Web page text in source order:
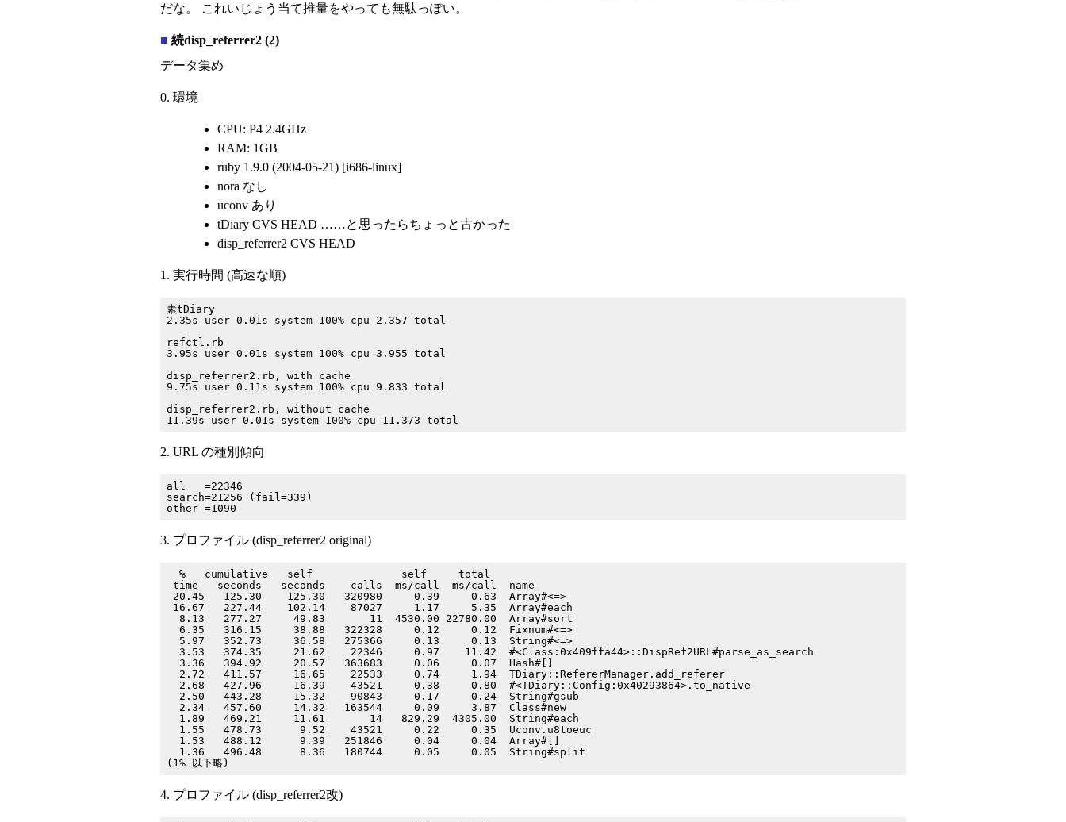
だな。 これいじょう当て推量をやっても無駄っぽい。
■ 続disp_referrer2 (2)
データ集め
0. 環境
CPU: P4 2.4GHz
RAM: 1GB
ruby 1.9.0 (2004-05-21) [i686-linux]
nora なし
uconv あり
tDiary CVS HEAD ……と思ったらちょっと古かった
disp_referrer2 CVS HEAD
1. 実行時間 (高速な順)
素tDiary
2.35s user 0.01s system 100% cpu 2.357 total
refctl.rb
3.95s user 0.01s system 100% cpu 3.955 total
disp_referrer2.rb, with cache
9.75s user 0.11s system 100% cpu 9.833 total
disp_referrer2.rb, without cache
2. URL の種別傾向
all   =22346
search=21256 (fail=339)
3. プロファイル (disp_referrer2 original)
  %   cumulative   self              self     total
time   seconds   seconds    calls  ms/call  ms/call  name
20.45   125.30    125.30   320980     0.39     0.63  Array#<=>
16.67   227.44    102.14    87027     1.17     5.35  Array#each
  8.13   277.27     49.83       11  4530.00 22780.00  Array#sort
  6.35   316.15     38.88   322328     0.12     0.12  Fixnum#<=>
  5.97   352.73     36.58   275366     0.13     0.13  String#<=>
  3.53   374.35     21.62    22346     0.97    11.42  #<Class:0x409ffa44>::DispRef2URL#parse_as_search
  3.36   394.92     20.57   363683     0.06     0.07  Hash#[]
  2.72   411.57     16.65    22533     0.74     1.94  TDiary::RefererManager.add_referer
  2.68   427.96     16.39    43521     0.38     0.80  #<TDiary::Config:0x40293864>.to_native
  2.50   443.28     15.32    90843     0.17     0.24  String#gsub
  2.34   457.60     14.32   163544     0.09     3.87  Class#new
  1.89   469.21     11.61       14   829.29  4305.00  String#each
  1.55   478.73      9.52    43521     0.22     0.35  Uconv.u8toeuc
  1.53   488.12      9.39   251846     0.04     0.04  Array#[]
  1.36   496.48      8.36   180744     0.05     0.05  String#split
4. プロファイル (disp_referrer2改)